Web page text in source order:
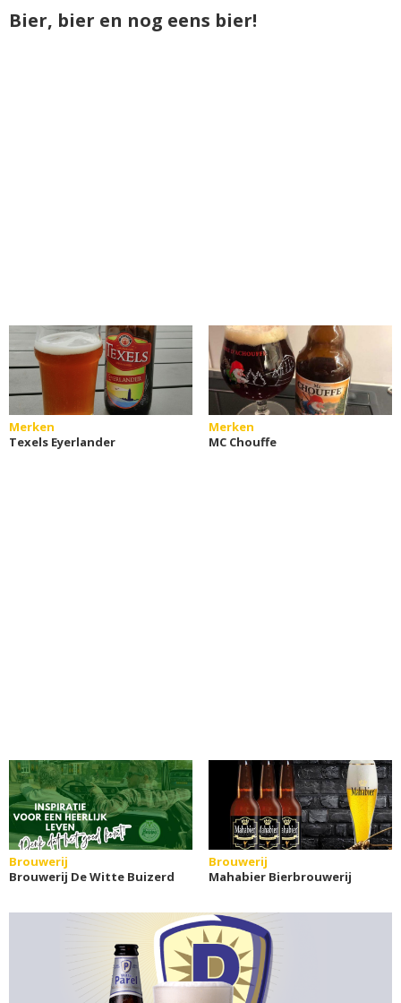
Bier, bier en nog eens bier!
Merken
Texels Eyerlander
Merken
MC Chouffe
Brouwerij
Brouwerij De Witte Buizerd
Brouwerij
Mahabier Bierbrouwerij